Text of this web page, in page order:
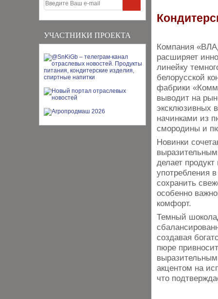
УЧАСТНИКИ ПРОЕКТА
Компания
расширяет
линейку
белорусской
фабрики
выводит на
эксклюзивных
начинками из
смородины и
Новинки
делает
употребления
сохранить
особенно
комфорт.
Темный
создавая
пюре
акцентом на
что